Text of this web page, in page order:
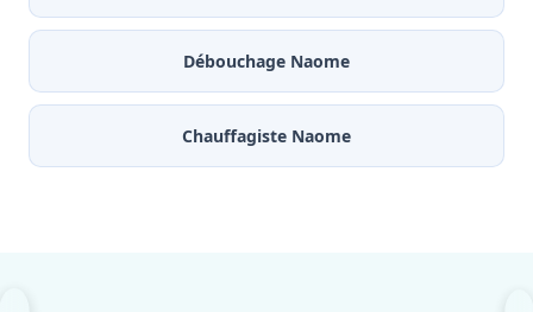
Débouchage Naome
Chauffagiste Naome